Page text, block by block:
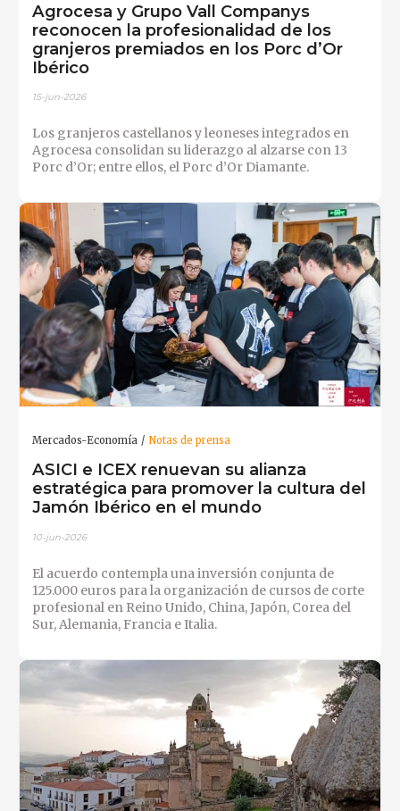
Agrocesa y Grupo Vall Companys
reconocen la profesionalidad de los
granjeros premiados en los Porc d’Or
Ibérico
15-jun-2026
Los granjeros castellanos y leoneses integrados en
Agrocesa consolidan su liderazgo al alzarse con 13
Porc d’Or; entre ellos, el Porc d’Or Diamante.
Mercados-Economía Notas de prensa
ASICI e ICEX renuevan su alianza
estratégica para promover la cultura del
Jamón Ibérico en el mundo
10-jun-2026
El acuerdo contempla una inversión conjunta de
125.000 euros para la organización de cursos de corte
profesional en Reino Unido, China, Japón, Corea del
Sur, Alemania, Francia e Italia.